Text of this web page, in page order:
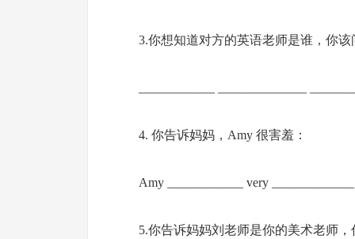
3.你想知道对方的英语老师是谁，你该
____________ ______________
4. 你告诉妈妈，Amy 很害羞：
Amy ____________ very
5.你告诉妈妈刘老师是你的美术老师，